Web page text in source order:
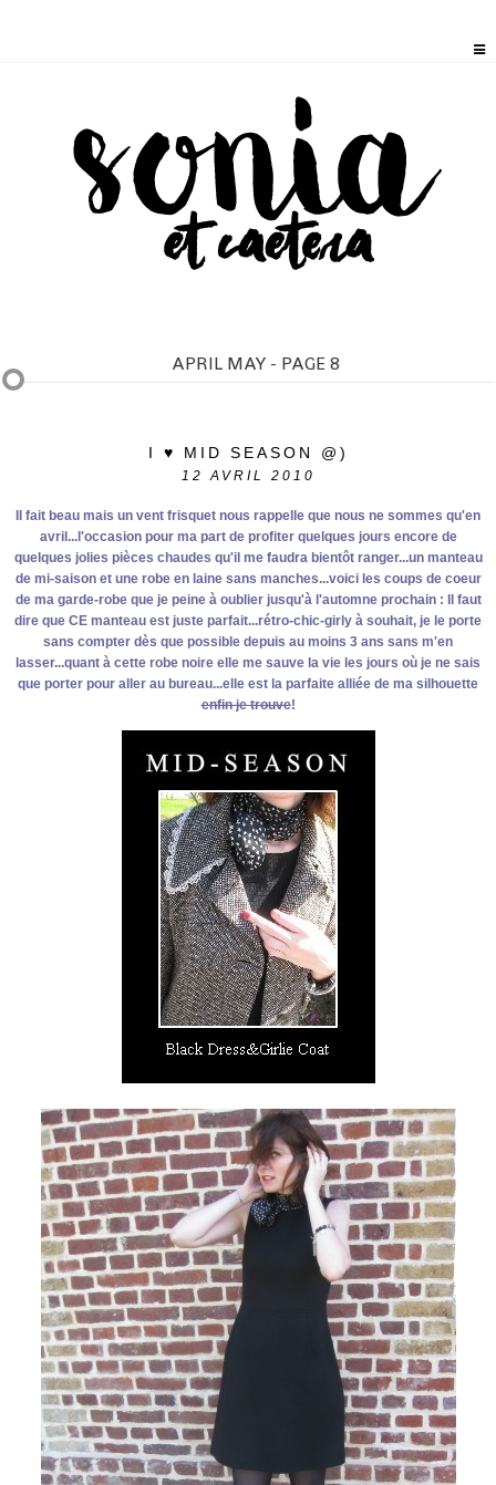
APRIL MAY - PAGE 8
I ♥ MID SEASON @)
12 AVRIL 2010
Il fait beau mais un vent frisquet nous rappelle que nous ne sommes qu'en
avril...l'occasion pour ma part de profiter quelques jours encore de
quelques jolies pièces chaudes qu'il me faudra bientôt ranger...un manteau
de mi-saison et une robe en laine sans manches...voici les coups de coeur
de ma garde-robe que je peine à oublier jusqu'à l'automne prochain : Il faut
dire que CE manteau est juste parfait...rétro-chic-girly à souhait, je le porte
sans compter dès que possible depuis au moins 3 ans sans m'en
lasser...quant à cette robe noire elle me sauve la vie les jours où je ne sais
que porter pour aller au bureau...elle est la parfaite alliée de ma silhouette
enfin je trouve!